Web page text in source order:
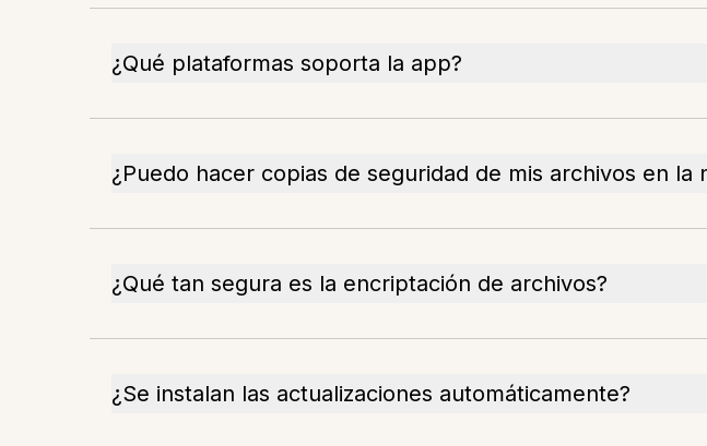
¿Qué plataformas soporta la app?
¿Puedo hacer copias de seguridad de mis archivos en la
¿Qué tan segura es la encriptación de archivos?
¿Se instalan las actualizaciones automáticamente?